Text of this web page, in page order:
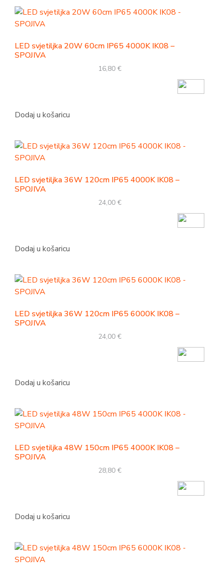
LED svjetiljka 20W 60cm IP65 4000K IK08 –
SPOJIVA
16,80 €
Dodaj u košaricu
LED svjetiljka 36W 120cm IP65 4000K IK08 –
SPOJIVA
24,00 €
Dodaj u košaricu
LED svjetiljka 36W 120cm IP65 6000K IK08 –
SPOJIVA
24,00 €
Dodaj u košaricu
LED svjetiljka 48W 150cm IP65 4000K IK08 –
SPOJIVA
28,80 €
Dodaj u košaricu